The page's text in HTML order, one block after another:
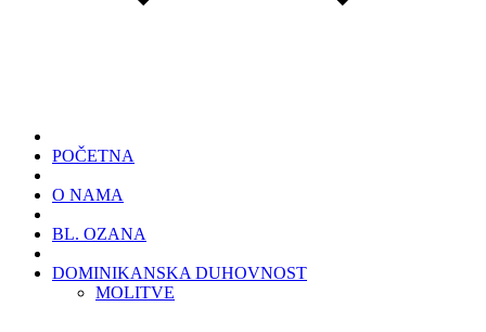
POČETNA
O NAMA
BL. OZANA
DOMINIKANSKA DUHOVNOST
MOLITVE